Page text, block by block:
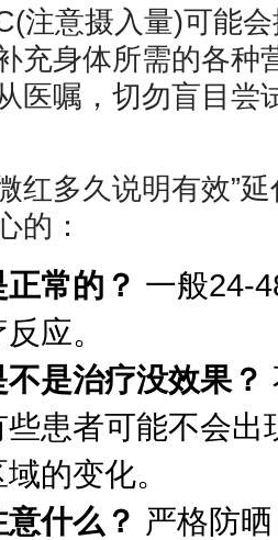
注意摄入量)可能
充身体所需的各种
医嘱，切勿盲目尝
红多久说明有效”
的：
常的？ 一般24-
应。
是治疗没效果？
患者可能不会
的变化。
什么？ 严格防